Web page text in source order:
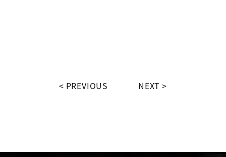
PREVIOUS NEXT